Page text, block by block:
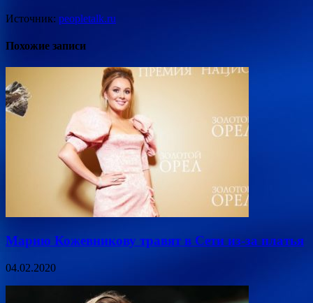
Источник: peopletalk.ru
Похожие записи
Марию Кожевникову травят в Сети из-за платья
04.02.2020